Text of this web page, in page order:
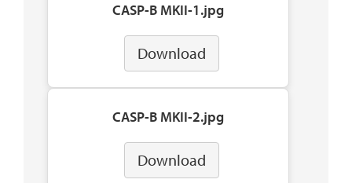
CASP-B MKII-1.jpg
Download
CASP-B MKII-2.jpg
Download